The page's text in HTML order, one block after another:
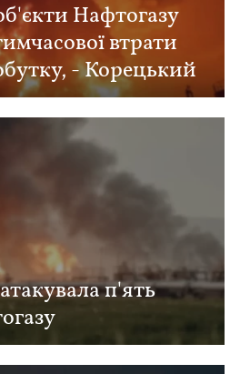
Нафтогазу
втрати
- Корецький
п'ять